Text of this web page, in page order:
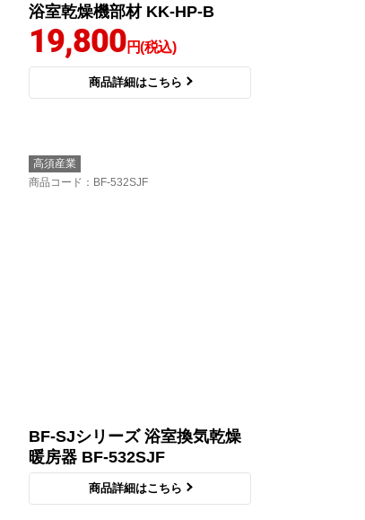
浴室乾燥機部材 KK-HP-B
19,800円(税込)
商品詳細はこちら
高須産業
商品コード ：BF-532SJF
BF-SJシリーズ 浴室換気乾燥
暖房器 BF-532SJF
商品詳細はこちら